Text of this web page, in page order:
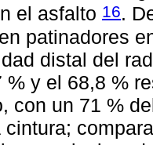
el asfalto 16.
patinadores
distal del
% y el 68,8 %
con un 71 %
cintura;